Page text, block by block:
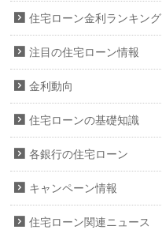
住宅ローン金利ランキング
注目の住宅ローン情報
金利動向
住宅ローンの基礎知識
各銀行の住宅ローン
キャンペーン情報
住宅ローン関連ニュース